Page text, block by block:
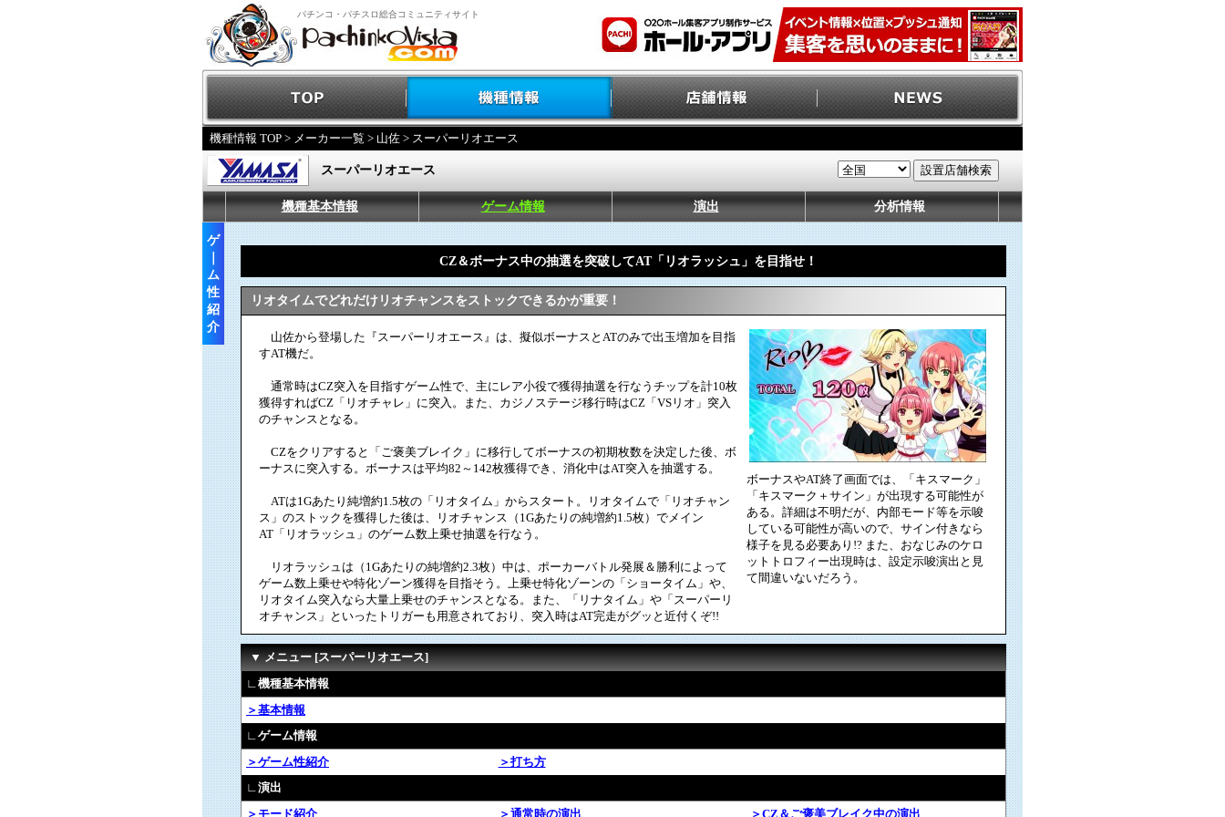
パチンコ・パチスロ総合コミュニティサイト
機種情報 TOP > メーカー一覧 > 山佐 > スーパーリオエース
スーパーリオエース
機種基本情報 ゲーム情報 演出 分析情報
ゲ
ム
性
紹
介
CZ＆ボーナス中の抽選を突破してAT「リオラッシュ」を目指せ！
リオタイムでどれだけリオチャンスをストックできるかが重要！
山佐から登場した『スーパーリオエース』は、擬似ボーナスとATのみで出玉増加を目指
すAT機だ。
通常時はCZ突入を目指すゲーム性で、主にレア小役で獲得抽選を行なうチップを計10枚
獲得すればCZ「リオチャレ」に突入。また、カジノステージ移行時はCZ「VSリオ」突入
のチャンスとなる。
CZをクリアすると「ご褒美ブレイク」に移行してボーナスの初期枚数を決定した後、ボ
ーナスに突入する。ボーナスは平均82～142枚獲得でき、消化中はAT突入を抽選する。
ATは1Gあたり純増約1.5枚の「リオタイム」からスタート。リオタイムで「リオチャン
ス」のストックを獲得した後は、リオチャンス（1Gあたりの純増約1.5枚）でメイン
AT「リオラッシュ」のゲーム数上乗せ抽選を行なう。
リオラッシュは（1Gあたりの純増約2.3枚）中は、ポーカーバトル発展＆勝利によって
ゲーム数上乗せや特化ゾーン獲得を目指そう。上乗せ特化ゾーンの「ショータイム」や、
リオタイム突入なら大量上乗せのチャンスとなる。また、「リナタイム」や「スーパーリ
オチャンス」といったトリガーも用意されており、突入時はAT完走がグッと近付くぞ!!
ボーナスやAT終了画面では、「キスマーク」
「キスマーク＋サイン」が出現する可能性が
ある。詳細は不明だが、内部モード等を示唆
している可能性が高いので、サイン付きなら
様子を見る必要あり!? また、おなじみのケロ
ットトロフィー出現時は、設定示唆演出と見
て間違いないだろう。
▼ メニュー [スーパーリオエース]
∟機種基本情報
＞基本情報
∟ゲーム情報
＞ゲーム性紹介
＞打ち方
∟演出
＞モード紹介
＞通常時の演出 ＞CZ＆ご褒美ブレイク中の演出